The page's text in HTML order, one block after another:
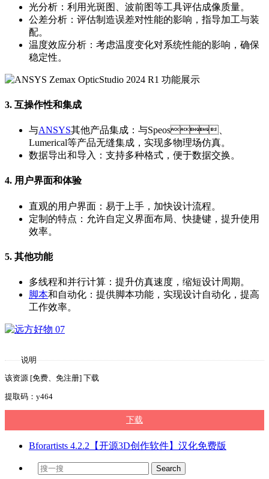
光分析：利用光斑图、波前图等工具评估成像质量。
公差分析：评估制造误差对性能的影响，指导加工与装
配。
温度效应分析：考虑温度变化对系统性能的影响，确保
稳定性。
3. 互操作性和集成
与ANSYS其他产品集成：与Speos、
Lumerical等产品无缝集成，实现多物理场仿真。
数据导出和导入：支持多种格式，便于数据交换。
4. 用户界面和体验
直观的用户界面：易于上手，加快设计流程。
定制的特点：允许自定义界面布局、快捷键，提升使用
效率。
5. 其他功能
多线程和并行计算：提升仿真速度，缩短设计周期。
脚本和自动化：提供脚本功能，实现设计自动化，提高
工作效率。
说明
该资源 [免费、免注册] 下载
提取码：y464
下载
Bforartists 4.2.2【开源3D创作软件】汉化免费版